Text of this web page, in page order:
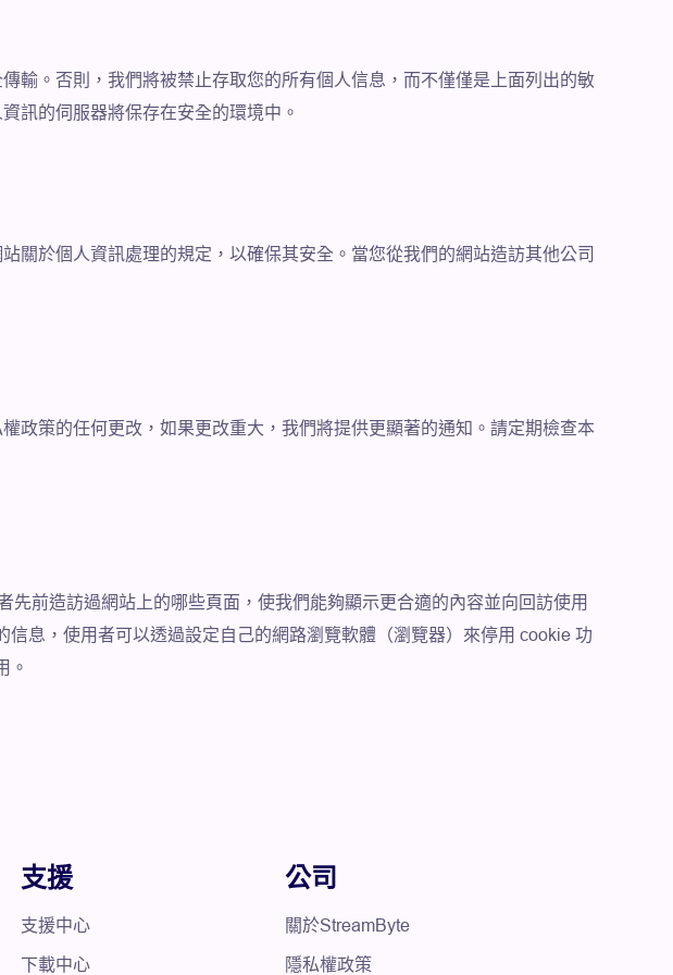
輸。否則，我們將被禁止存取您的所有個人信息，而不僅僅是上面列出的敏
訊的伺服器將保存在安全的環境中。
關於個人資訊處理的規定，以確保其安全。當您從我們的網站造訪其他公司
政策的任何更改，如果更改重大，我們將提供更顯著的通知。請定期檢查本
前造訪過網站上的哪些頁面，使我們能夠顯示更合適的內容並向回訪使用
息，使用者可以透過設定自己的網路瀏覽軟體（瀏覽器）來停用 cookie 功
。
支援
支援中心
下載中心
公司
關於StreamByte
隱私權政策